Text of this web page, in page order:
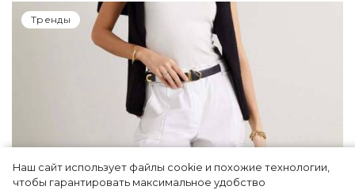
Наш сайт использует файлы cookie и похожие технологии,
чтобы гарантировать максимальное удобство
Тренды